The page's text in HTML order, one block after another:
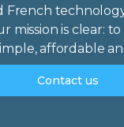
French
mission is clear:
affordable
Contact us